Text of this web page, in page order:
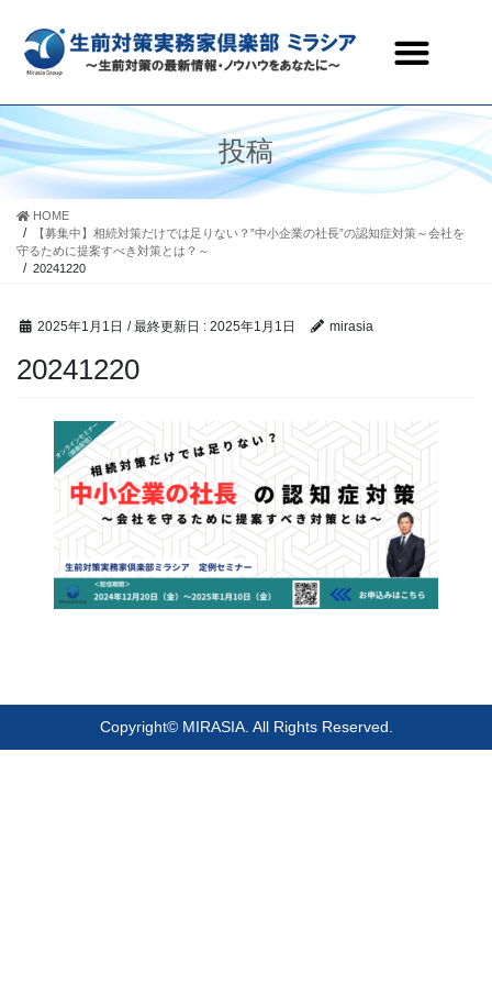
投稿
HOME
【募集中】相続対策だけでは足りない？”中小企業の社長”の認知症対策～会社を
守るために提案すべき対策とは？～
20241220
2025年1月1日 / 最終更新日 : 2025年1月1日 mirasia
20241220
Copyright© MIRASIA. All Rights Reserved.